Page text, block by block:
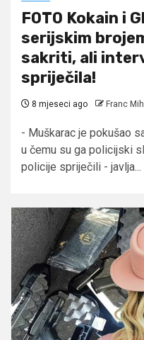
FOTO Kokain i
serijskim
sakriti, ali
spriječila!
8 mjeseci ago Franc
- Muškarac je pokušao
u čemu su ga policijski
policije spriječili - javlja...